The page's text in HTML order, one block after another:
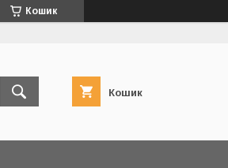
Кошик
Кошик